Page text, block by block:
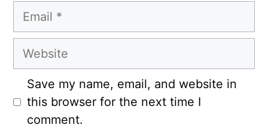
Email
Website
Save my name, email, and website in
this browser for the next time I
comment.